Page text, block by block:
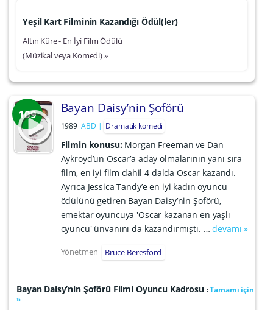
Yeşil Kart Filminin Kazandığı Ödül(ler)
Altın Küre - En İyi Film Ödülü
(Müzikal veya Komedi) »
109 Bayan Daisy’nin Şoförü
1989 ABD Dramatik komedi
Filmin konusu: Morgan Freeman ve Dan
Aykroyd’un Oscar’a aday olmalarının yanı sıra
film, en iyi film dahil 4 dalda Oscar kazandı.
Ayrıca Jessica Tandy’e en iyi kadın oyuncu
ödülünü getiren Bayan Daisy’nin Şoförü,
emektar oyuncuya 'Oscar kazanan en yaşlı
oyuncu' ünvanını da kazandırmıştı. …devamı »
Yönetmen Bruce Beresford
Bayan Daisy’nin Şoförü Filmi Oyuncu Kadrosu :Tamamı için
»